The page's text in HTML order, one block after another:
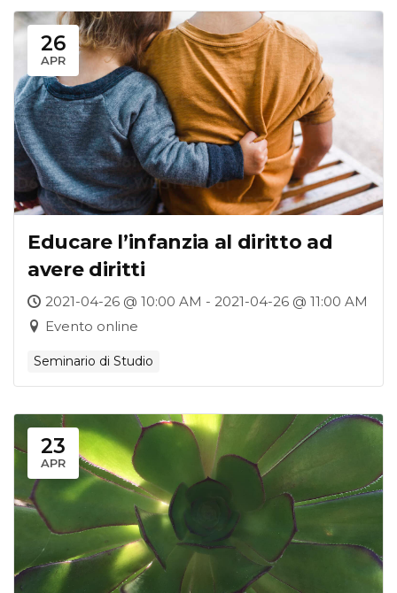
26
APR
Educare l’infanzia al diritto ad
avere diritti
2021-04-26 @ 10:00 AM - 2021-04-26 @ 11:00 AM
Evento online
Seminario di Studio
23
APR